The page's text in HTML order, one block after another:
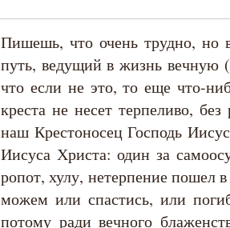
Пишешь, что очень трудно, но
путь, ведущий в жизнь
что если не это, то еще что-
креста не несет терпеливо,
наш Крестоносец Господь
Иисуса Христа: один за
ропот, хулу, нетерпение пошел
можем или спастись, или
потому ради вечного